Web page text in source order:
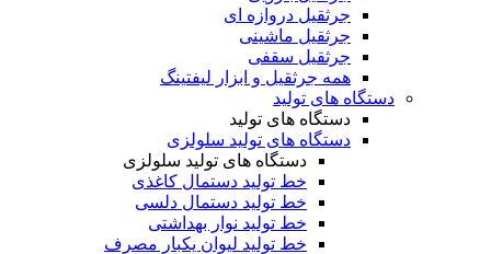
جرثقیل دروازه ای
جرثقیل ماشینی
جرثقیل سقفی
همه جرثقیل و ابزار لیفتینگ
دستگاه های تولید
دستگاه های تولید
دستگاه های تولید سلولزی
دستگاه های تولید سلولزی
خط تولید دستمال کاغذی
خط تولید دستمال دلسی
خط تولید نوار بهداشتی
خط تولید لیوان یکبار مصرف